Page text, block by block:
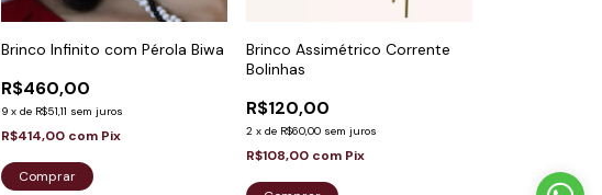
Brinco Infinito com Pérola Biwa
R$460,00
9 xde R$51,11 sem juros
R$414,00 com Pix
Comprar
Brinco Assimétrico Corrente
Bolinhas
R$120,00
2 x de R$60,00 sem juros
R$108,00 com Pix